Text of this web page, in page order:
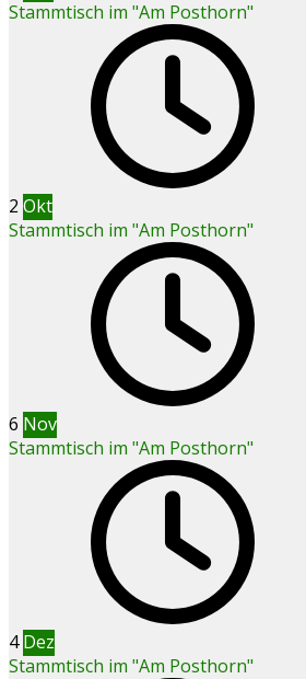
Stammtisch im "Am Posthorn"
2 Okt
Stammtisch im "Am Posthorn"
6 Nov
Stammtisch im "Am Posthorn"
4 Dez
Stammtisch im "Am Posthorn"